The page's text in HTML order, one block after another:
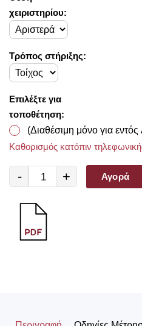
χειριστηρίου:
Τρόπος στήριξης:
Επιλέξτε για
τοποθέτηση:
(Διαθέσιμη μόνο για εντός
Καθορισμός κατόπιν
- + Αγορά